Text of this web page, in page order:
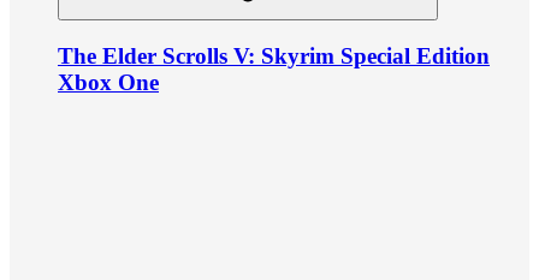
The Elder Scrolls V: Skyrim Special Edition
Xbox One